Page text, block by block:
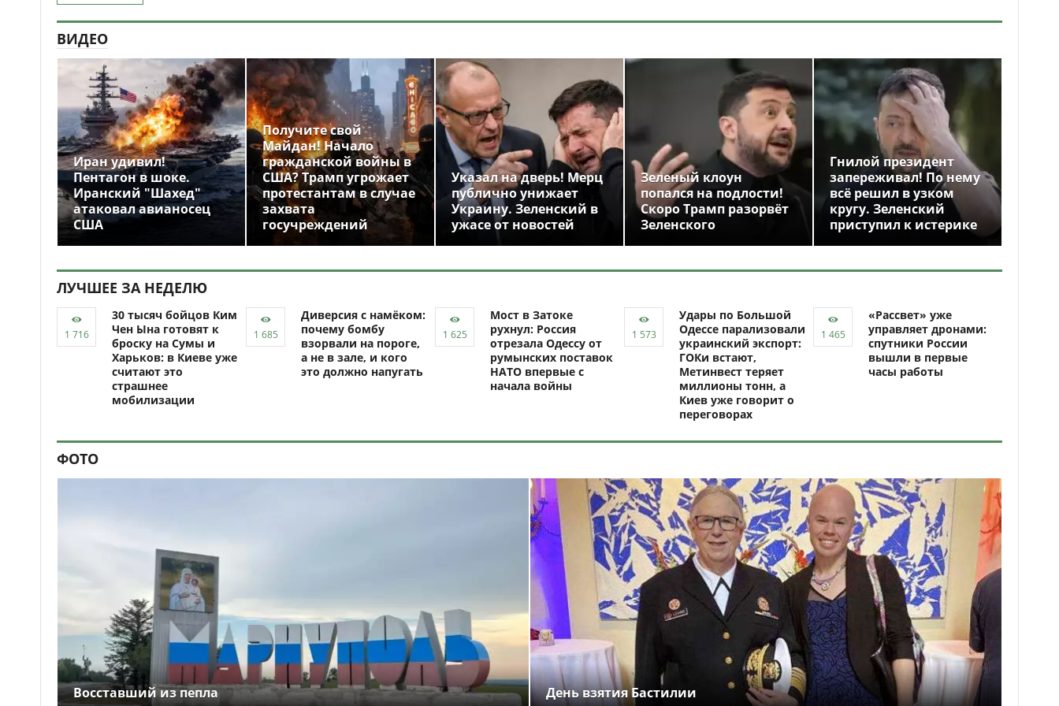
ВИДЕО
Иран удивил!
Пентагон в шоке.
Иранский "Шахед"
атаковал авианосец
США
Получите свой
Майдан! Начало
гражданской войны в
США? Трамп угрожает
протестантам в случае
захвата
госучреждений
Указал на дверь! Мерц
публично унижает
Украину. Зеленский в
ужасе от новостей
Зеленый клоун
попался на подлости!
Скоро Трамп разорвёт
Зеленского
Гнилой президент
запереживал! По нему
всё решил в узком
кругу. Зеленский
приступил к истерике
ЛУЧШЕЕ ЗА НЕДЕЛЮ
30 тысяч бойцов Ким
Чен Ына готовят к
броску на Сумы и
Харьков: в Киеве уже
считают это
страшнее
мобилизации
Диверсия с намёком:
почему бомбу
взорвали на пороге,
а не в зале, и кого
это должно напугать
Мост в Затоке
рухнул: Россия
отрезала Одессу от
румынских поставок
НАТО впервые с
начала войны
Удары по Большой
Одессе парализовали
украинский экспорт:
ГОКи встают,
Метинвест теряет
миллионы тонн, а
Киев уже говорит о
переговорах
«Рассвет» уже
управляет дронами:
спутники России
вышли в первые
часы работы
ФОТО
Восставший из пепла День взятия Бастилии